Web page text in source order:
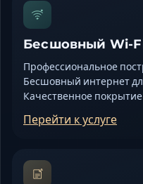
Бесшовный Wi-
Профессиональное
Бесшовный интернет
Качественное
Перейти к услуге